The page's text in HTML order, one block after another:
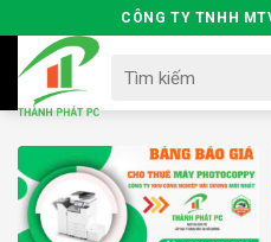
to
content
CÔNG TY TNHH
for: